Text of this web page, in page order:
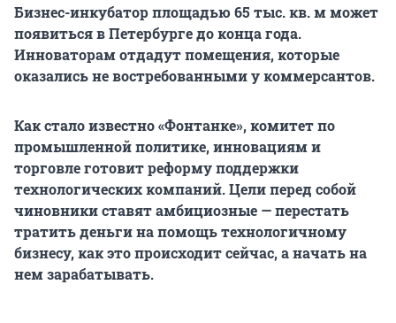
Бизнес-инкубатор площадью 65 тыс. кв. м может
появиться в Петербурге до конца года.
Инноваторам отдадут помещения, которые
оказались не востребованными у коммерсантов.
Как стало известно «Фонтанке», комитет по
промышленной политике, инновациям и
торговле готовит реформу поддержки
технологических компаний. Цели перед собой
чиновники ставят амбициозные — перестать
тратить деньги на помощь технологичному
бизнесу, как это происходит сейчас, а начать на
нем зарабатывать.